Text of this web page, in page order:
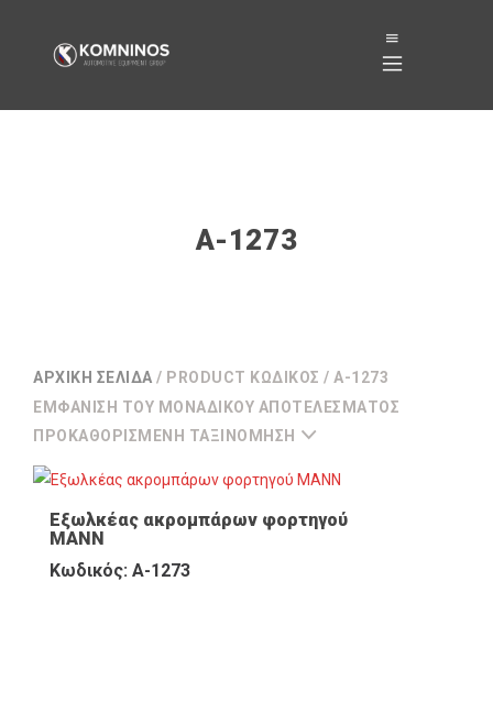
A-1273
ΑΡΧΙΚΉ ΣΕΛΊΔΑ / PRODUCT ΚΩΔΙΚΌΣ / A-1273
ΕΜΦΆΝΙΣΗ ΤΟΥ ΜΟΝΑΔΙΚΟΎ ΑΠΟΤΕΛΈΣΜΑΤΟΣ
ΠΡΟΚΑΘΟΡΙΣΜΈΝΗ ΤΑΞΙΝΌΜΗΣΗ
Εξωλκέας ακρομπάρων φορτηγού
MANN
Κωδικός: A-1273